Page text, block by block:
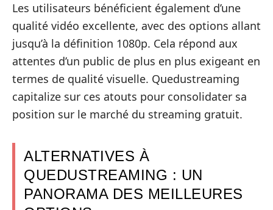
Les utilisateurs bénéficient également d’une
qualité vidéo excellente, avec des options allant
jusqu’à la définition 1080p. Cela répond aux
attentes d’un public de plus en plus exigeant en
termes de qualité visuelle. Quedustreaming
capitalize sur ces atouts pour consolidater sa
position sur le marché du streaming gratuit.
ALTERNATIVES À
QUEDUSTREAMING : UN
PANORAMA DES MEILLEURES